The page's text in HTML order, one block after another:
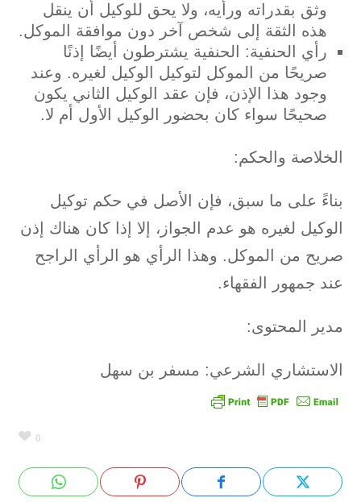
وثق بقدراته ورأيه، ولا يحق للوكيل أن ينقل
هذه الثقة إلى شخص آخر دون موافقة الموكل.
رأي الحنفية: الحنفية يشترطون أيضًا إذنًا
صريحًا من الموكل لتوكيل الوكيل لغيره. وعند
وجود هذا الإذن، فإن عقد الوكيل الثاني يكون
صحيحًا سواء كان بحضور الوكيل الأول أم لا.
الخلاصة والحكم:
بناءً على ما سبق، فإن الأصل في حكم توكيل
الوكيل لغيره هو عدم الجواز، إلا إذا كان هناك إذن
صريح من الموكل. وهذا الرأي هو الرأي الراجح
عند جمهور الفقهاء.
مدير المحتوى:
الاستشاري الشرعي: مسفر بن سهل
0